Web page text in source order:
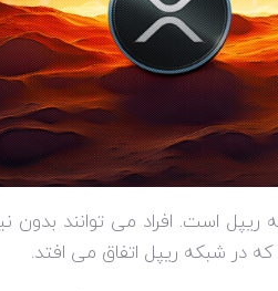
ریپل است. افراد می توانند بدون
در شبکه ریپل اتفاق می افتد.